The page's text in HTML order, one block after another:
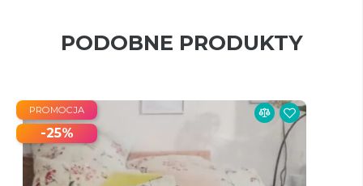
PODOBNE PRODUKTY
PROMOCJA
-25%